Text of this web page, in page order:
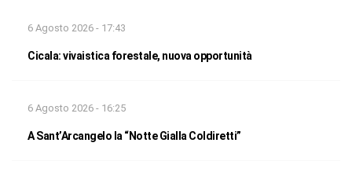
6 Agosto 2026 - 17:43
Cicala: vivaistica forestale, nuova opportunità
6 Agosto 2026 - 16:25
A Sant’Arcangelo la “Notte Gialla Coldiretti”